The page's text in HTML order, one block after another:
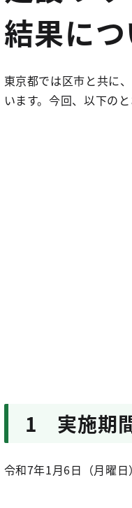
結果に
東京都では区市と共に
います。今回、以下の
1 実施期
令和7年1月6日（月曜